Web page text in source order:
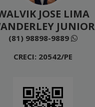
JOSE LIMA
JUNIOR
(81) 98898-9889
CRECI: 20542/PE